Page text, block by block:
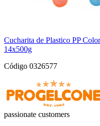
Cucharita de Plastico PP
14x500g
Código 0326577
passionate customers